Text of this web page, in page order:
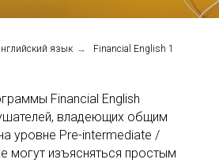
язык → Financial English 1
Financial English
владеющих общим
уровне Pre-intermediate /
могут изъясняться простым